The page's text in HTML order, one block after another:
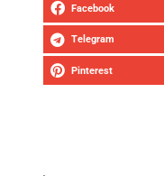
Facebook
Telegram
Pinterest